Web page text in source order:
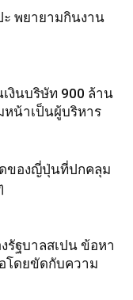
พยายามกินงาน
งินบริษัท 900 ล้าน
น้าเป็นผู้บริหาร
ของญี่ปุ่นที่ปกคลุม
รัฐบาลสเปน ข้อหา
โดยขัดกับความ